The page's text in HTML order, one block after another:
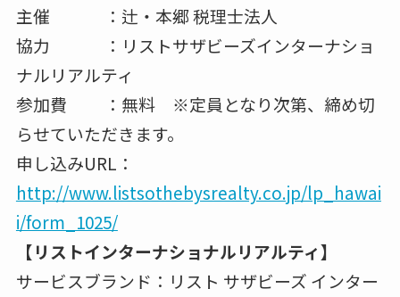
主催 ：辻・本郷 税理士法人
協力 ：リストサザビーズインターナショ
ナルリアルティ
参加費 ：無料 ※定員となり次第、締め切
らせていただきます。
申し込みURL：
http://www.listsothebysrealty.co.jp/lp_hawai
i/form_1025/
【リストインターナショナルリアルティ】
サービスブランド：リスト サザビーズ インター